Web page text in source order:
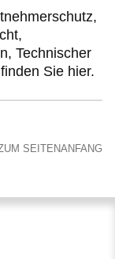
Technischer
Sie hier.
SEITENANFANG